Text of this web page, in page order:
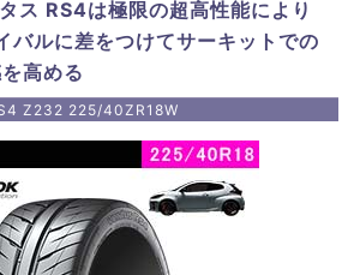
ス RS4は極限の超高性能により
バルに差をつけてサーキットでの
高める
Z232 225/40ZR18W